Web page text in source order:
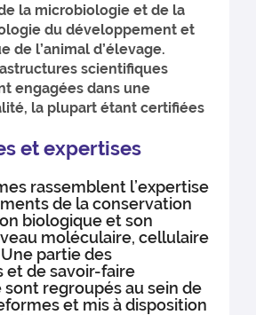
la microbiologie et de la
du développement et
de l’animal d’élevage.
scientifiques
engagées dans une
la plupart étant certifiées
et expertises
rassemblent l’expertise
de la conservation
biologique et son
moléculaire, cellulaire
partie des
et de savoir-faire
sont regroupés au sein de
et mis à disposition